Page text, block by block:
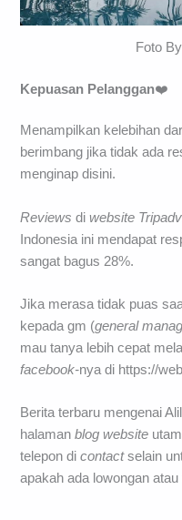
Foto
Kepuasan Pelanggan❤️
Menampilkan kelebihan
berimbang jika tidak ada
menginap disini.
Reviews di website
Indonesia ini mendapat
sangat bagus 28%.
Jika merasa tidak puas
kepada gm (general
mau tanya lebih cepat
facebook-nya di https://
Berita terbaru mengenai
halamanblog website
telepon dicontactselain
apakah ada lowongan atau